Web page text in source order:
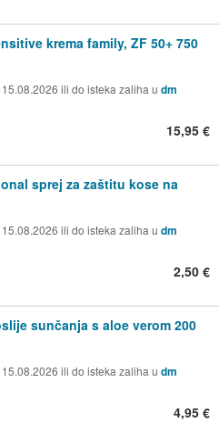
krema family, ZF 50+ 750
ili do isteka zaliha u dm
15,95 €
sprej za zaštitu kose na
ili do isteka zaliha u dm
2,50 €
sunčanja s aloe verom 200
ili do isteka zaliha u dm
4,95 €